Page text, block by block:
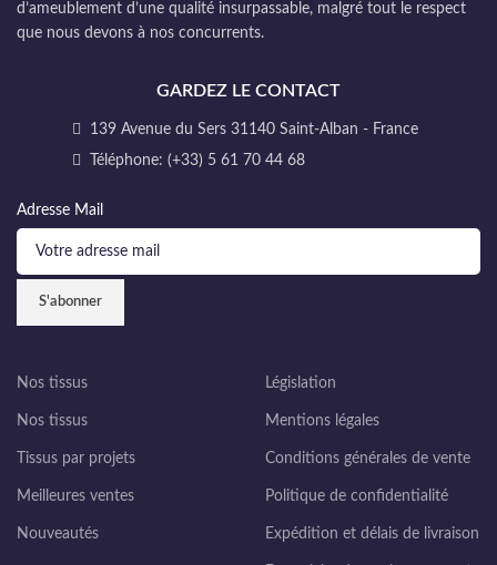
d’ameublement d’une qualité insurpassable, malgré tout le respect
que nous devons à nos concurrents.
GARDEZ LE CONTACT
139 Avenue du Sers 31140 Saint-Alban - France
Téléphone: (+33) 5 61 70 44 68
Adresse Mail
Nos tissus
Nos tissus
Tissus par projets
Meilleures ventes
Nouveautés
Législation
Mentions légales
Conditions générales de vente
Politique de confidentialité
Expédition et délais de livraison